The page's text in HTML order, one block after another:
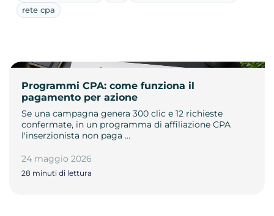
rete cpa
Programmi CPA: come funziona il
pagamento per azione
Se una campagna genera 300 clic e 12 richieste
confermate, in un programma di affiliazione CPA
l'inserzionista non paga …
24 maggio 2026
28 minuti di lettura